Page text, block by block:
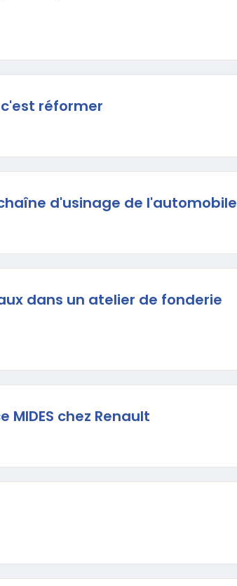
réformer
d'usinage de l'automobile
dans un atelier de fonderie
chez Renault